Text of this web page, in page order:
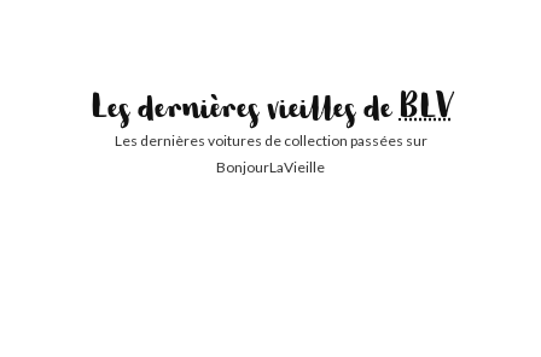
Les dernières vieilles deBLV
Les dernières voitures de collection passées sur
BonjourLaVieille